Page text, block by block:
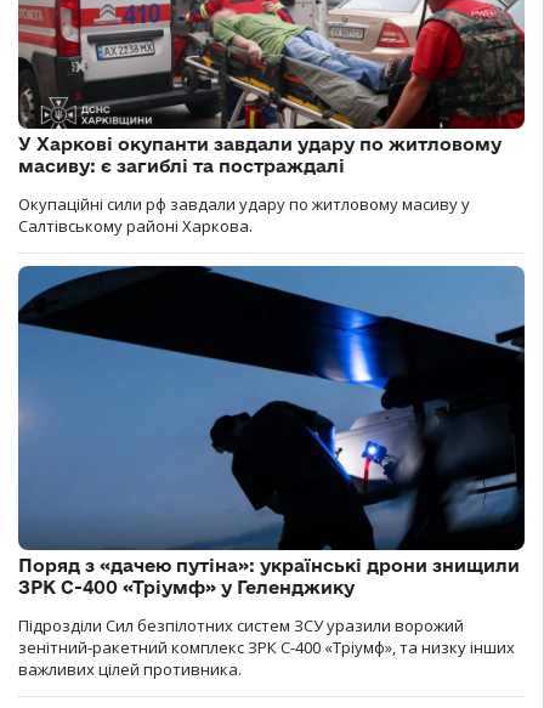
У Харкові окупанти завдали удару по житловому
масиву: є загиблі та постраждалі
Окупаційні сили рф завдали удару по житловому масиву у
Салтівському районі Харкова.
Поряд з «дачею путіна»: українські дрони знищили
ЗРК С-400 «Тріумф» у Геленджику
Підрозділи Сил безпілотних систем ЗСУ уразили ворожий
зенітний-ракетний комплекс ЗРК С-400 «Тріумф», та низку інших
важливих цілей противника.